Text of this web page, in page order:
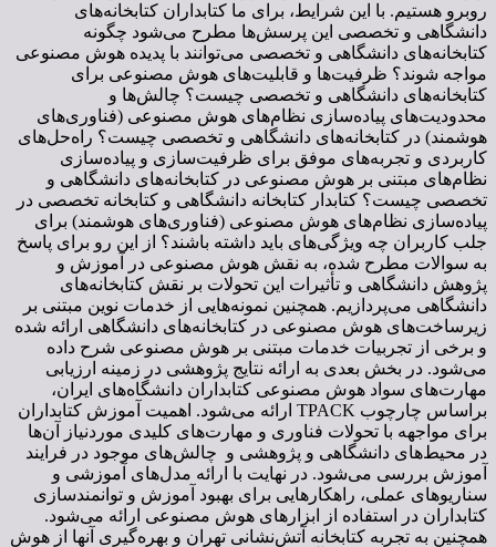
روبرو هستیم. با این شرایط، برای ما کتابداران کتابخانه‌های
دانشگاهی و تخصصی این پرسش‌ها مطرح می‌شود چگونه
کتابخانه‌های دانشگاهی و تخصصی می‌توانند با پدیده هوش مصنوعی
مواجه شوند؟ ظرفیت‌ها و قابلیت‌های هوش مصنوعی برای
کتابخانه‌های دانشگاهی و تخصصی چیست؟ چالش‌ها و
محدودیت‌های پیاده‌سازی نظام‌های هوش مصنوعی (فناوری‌های
هوشمند) در کتابخانه‌های دانشگاهی و تخصصی چیست؟ راه‌حل‌های
کاربردی و تجربه‌های موفق برای ظرفیت‌سازی و پیاده‌سازی
نظام‌های مبتنی بر هوش مصنوعی در کتابخانه‌های دانشگاهی و
تخصصی چیست؟ کتابدار کتابخانه دانشگاهی و کتابخانه تخصصی در
پیاده‌سازی نظام‌های هوش مصنوعی (فناوری‌های هوشمند) برای
جلب کاربران چه ویژگی‌های باید داشته باشند؟ از این رو برای پاسخ
به سوالات مطرح شده، به نقش هوش مصنوعی در آموزش و
پژوهش دانشگاهی و تأثیرات این تحولات بر نقش کتابخانه‌های
دانشگاهی می‌پردازیم. همچنین نمونه‌هایی از خدمات نوین مبتنی بر
زیرساخت‌های هوش مصنوعی در کتابخانه‌های دانشگاهی ارائه شده
و برخی از تجربیات خدمات مبتنی بر هوش مصنوعی شرح داده
می‌شود. در بخش بعدی به ارائه نتایج پژوهشی در زمینه ارزیابی
مهارت‌های سواد هوش مصنوعی کتابداران دانشگاه‌های ایران،
براساس چارچوب TPACK ارائه می‌شود. اهمیت آموزش کتابداران
برای مواجهه با تحولات فناوری و مهارت‌های کلیدی موردنیاز آن‌ها
در محیط‌های دانشگاهی و پژوهشی و چالش‌های موجود در فرایند
آموزش بررسی می‌شود. در نهایت با ارائه مدل‌های آموزشی و
سناریوهای عملی، راهکارهایی برای بهبود آموزش و توانمندسازی
کتابداران در استفاده از ابزارهای هوش مصنوعی ارائه می‌شود.
همچنین به تجربه کتابخانه آتش‌نشانی تهران و بهره‌گیری آنها از هوش